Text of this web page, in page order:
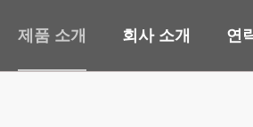
제품 소개 회사 소개 연